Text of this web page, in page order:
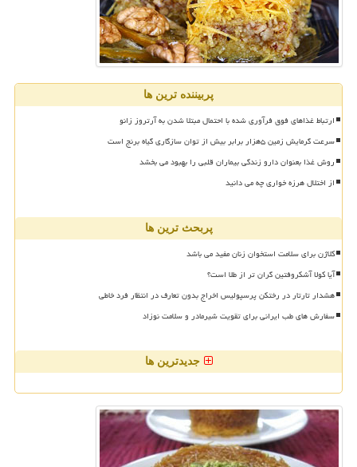
پربیننده ترین ها
ارتباط غذاهای فوق فرآوری شده با احتمال مبتلا شدن به آرتروز زانو
سرعت گرمایش زمین ۵هزار برابر بیش از توان سازگاری گیاه برنج است
روش غذا بعنوان دارو زندگی بیماران قلبی را بهبود می بخشد
از اختلال هرزه خواری چه می دانید
پربحث ترین ها
کلاژن برای سلامت استخوان زنان مفید می باشد
آیا کولا آشکروفتین گران تر از طلا است؟
هشدار تارتار در رختکن پرسپولیس اخراج بدون تعارف در انتظار فرد خاطی
سفارش های طب ایرانی برای تقویت شیرمادر و سلامت نوزاد
جدیدترین ها